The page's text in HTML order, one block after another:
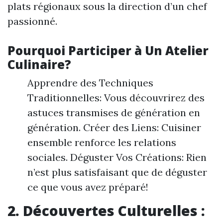
plats régionaux sous la direction d’un chef
passionné.
Pourquoi Participer à Un Atelier
Culinaire?
Apprendre des Techniques
Traditionnelles: Vous découvrirez des
astuces transmises de génération en
génération. Créer des Liens: Cuisiner
ensemble renforce les relations
sociales. Déguster Vos Créations: Rien
n’est plus satisfaisant que de déguster
ce que vous avez préparé!
2. Découvertes Culturelles :